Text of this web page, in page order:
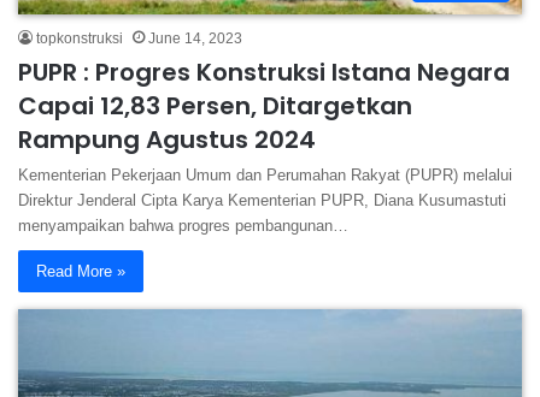
topkonstruksi June 14, 2023
PUPR : Progres Konstruksi Istana Negara
Capai 12,83 Persen, Ditargetkan
Rampung Agustus 2024
Kementerian Pekerjaan Umum dan Perumahan Rakyat (PUPR) melalui
Direktur Jenderal Cipta Karya Kementerian PUPR, Diana Kusumastuti
menyampaikan bahwa progres pembangunan…
Read More »